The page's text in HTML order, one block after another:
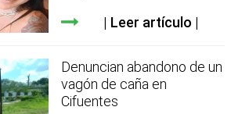
Leer artículo
Denuncian abandono de un
vagón de caña en
Cifuentes